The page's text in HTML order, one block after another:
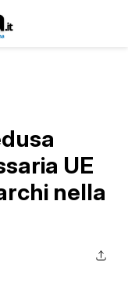
UE
nella